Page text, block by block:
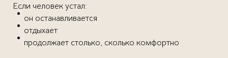
Если человек устал:
он останавливается
отдыхает
продолжает столько, сколько комфортно